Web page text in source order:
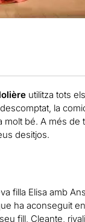
utilitza tots
la
bé. A més de
desitjos.
filla Elisa amb
ha aconseguit
fill, Cleante,